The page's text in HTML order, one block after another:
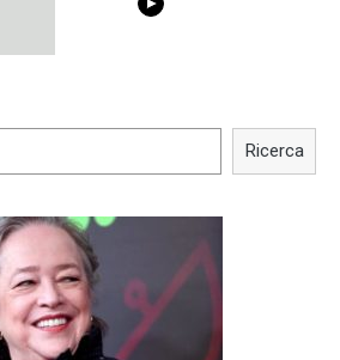
Shocking illusion - Pretty
Ricerca